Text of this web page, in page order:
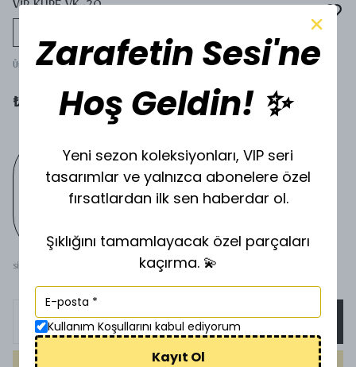
VİP KÜPE VK-20
Ürün Kodu SİLVERVK-20
₺ 200.00
SİLVER
SEPETE EKLE
Zarafetin Sesi'ne
Hoş Geldin! ✨
Yeni sezon koleksiyonları, VIP seri
tasarımlar ve yalnızca abonelere özel
fırsatlardan ilk sen haberdar ol.
Şıklığını tamamlayacak özel parçaları
kaçırma. 💫
Kullanım Koşullarını kabul ediyorum
Kayıt Ol